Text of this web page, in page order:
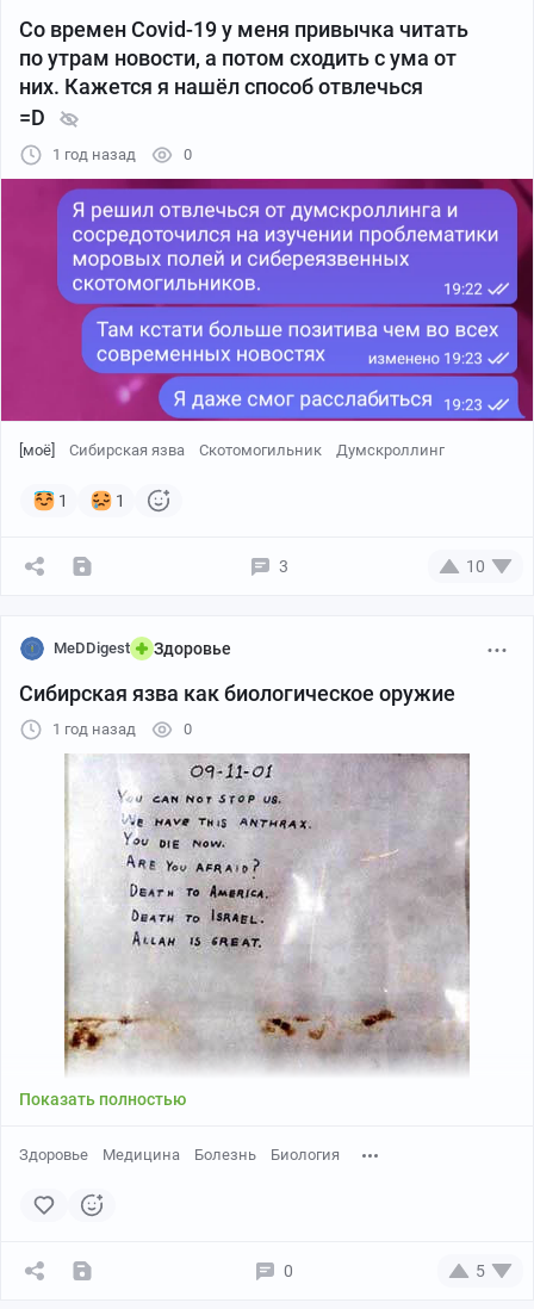
Со времен Covid-19 у меня привычка читать
по утрам новости, а потом сходить с ума от
них. Кажется я нашёл способ отвлечься
=D
1 год назад 0
[моё] Сибирская язва Скотомогильник Думскроллинг
1 1
3 10
MeDDigest Здоровье
Сибирская язва как биологическое оружие
1 год назад 0
Показать полностью
Здоровье Медицина Болезнь Биология
0 5